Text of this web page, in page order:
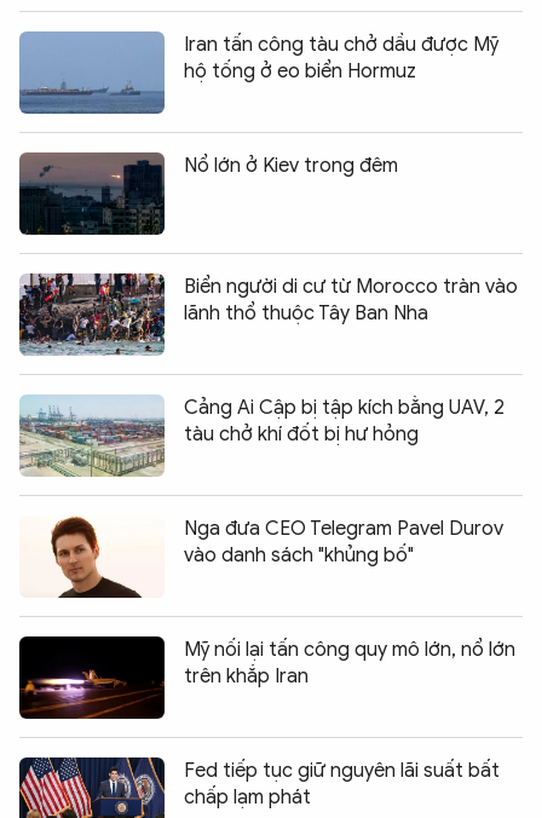
Iran tấn công tàu chở dầu được Mỹ
hộ tống ở eo biển Hormuz
Nổ lớn ở Kiev trong đêm
Biển người di cư từ Morocco tràn vào
lãnh thổ thuộc Tây Ban Nha
Cảng Ai Cập bị tập kích bằng UAV, 2
tàu chở khí đốt bị hư hỏng
Nga đưa CEO Telegram Pavel Durov
vào danh sách "khủng bố"
Mỹ nối lại tấn công quy mô lớn, nổ lớn
trên khắp Iran
Fed tiếp tục giữ nguyên lãi suất bất
chấp lạm phát